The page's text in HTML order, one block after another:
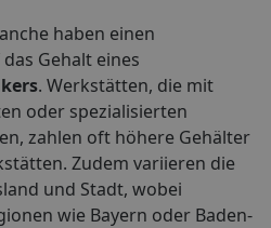
haben einen
Gehalt eines
. Werkstätten, die mit
oder spezialisierten
zahlen oft höhere Gehälter
Zudem variieren die
und Stadt, wobei
wie Bayern oder Baden-